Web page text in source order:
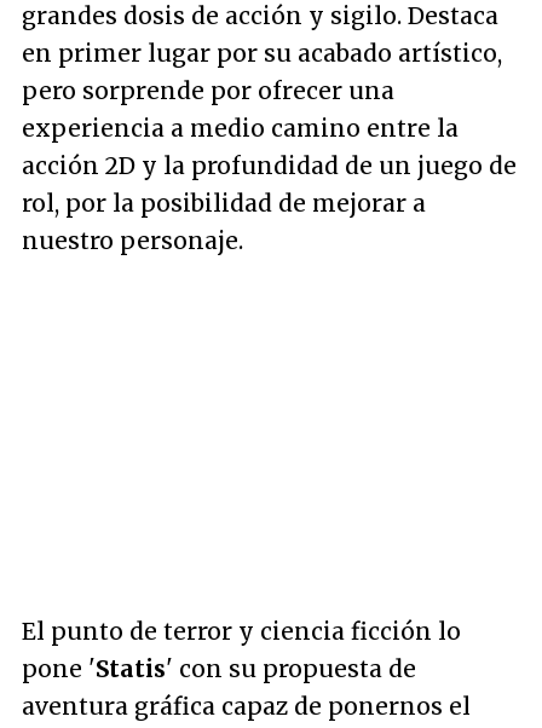
grandes dosis de acción y sigilo. Destaca
en primer lugar por su acabado artístico,
pero sorprende por ofrecer una
experiencia a medio camino entre la
acción 2D y la profundidad de un juego de
rol, por la posibilidad de mejorar a
nuestro personaje.
El punto de terror y ciencia ficción lo
pone 'Statis' con su propuesta de
aventura gráfica capaz de ponernos el